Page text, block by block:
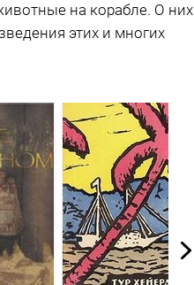
на корабле. О них
этих и многих